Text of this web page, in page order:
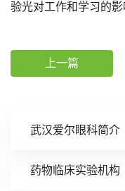
武汉爱尔眼科简介
药物临床实验机构
验光对工作和学习的影
上一篇